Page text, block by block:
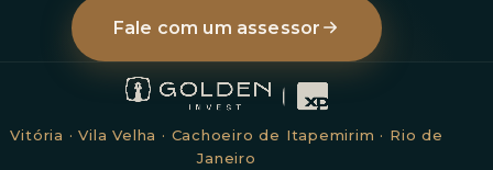
Fale com um assessor
Vitória · Vila Velha · Cachoeiro de Itapemirim · Rio de
Janeiro